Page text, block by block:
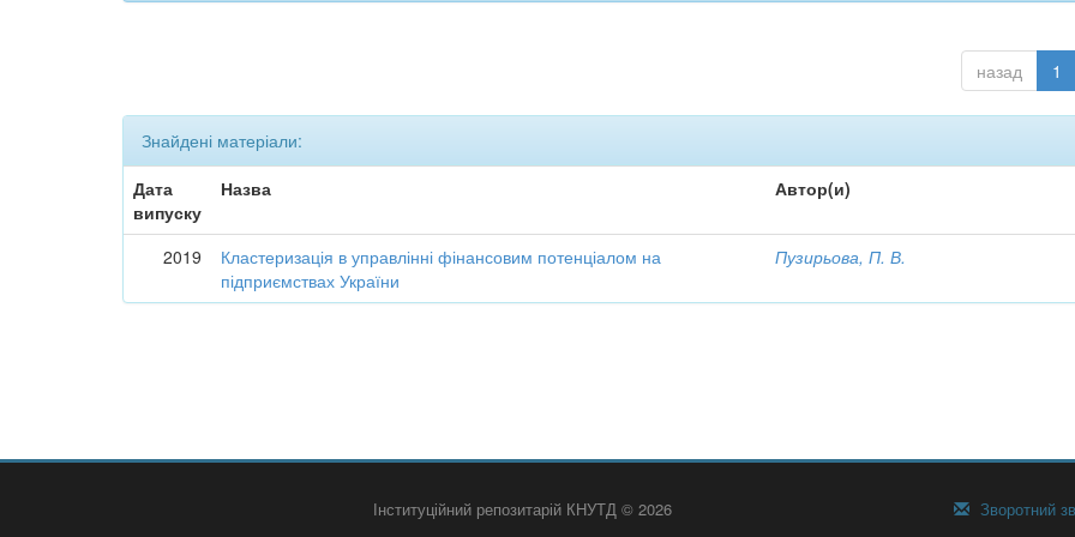
назад 1
Знайдені матеріали:
Дата
випуску
Назва Автор(и)
2019
Кластеризація в управлінні фінансовим потенціалом на
підприємствах України
Пузирьова, П. В.
Інституційний репозитарій КНУТД © 2026 Зворотний